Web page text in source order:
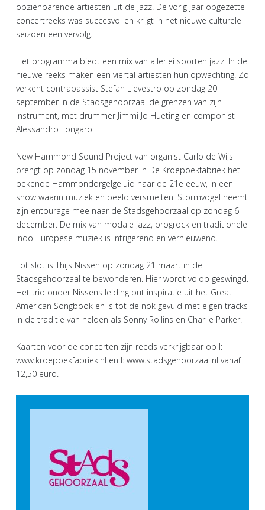
opzienbarende artiesten uit de jazz. De vorig jaar opgezette
concertreeks was succesvol en krijgt in het nieuwe culturele
seizoen een vervolg.
Het programma biedt een mix van allerlei soorten jazz. In de
nieuwe reeks maken een viertal artiesten hun opwachting. Zo
verkent contrabassist Stefan Lievestro op zondag 20
september in de Stadsgehoorzaal de grenzen van zijn
instrument, met drummer Jimmi Jo Hueting en componist
Alessandro Fongaro.
New Hammond Sound Project van organist Carlo de Wijs
brengt op zondag 15 november in De Kroepoekfabriek het
bekende Hammondorgelgeluid naar de 21e eeuw, in een
show waarin muziek en beeld versmelten. Stormvogel neemt
zijn entourage mee naar de Stadsgehoorzaal op zondag 6
december. De mix van modale jazz, progrock en traditionele
Indo-Europese muziek is intrigerend en vernieuwend.
Tot slot is Thijs Nissen op zondag 21 maart in de
Stadsgehoorzaal te bewonderen. Hier wordt volop geswingd.
Het trio onder Nissens leiding put inspiratie uit het Great
American Songbook en is tot de nok gevuld met eigen tracks
in de traditie van helden als Sonny Rollins en Charlie Parker.
Kaarten voor de concerten zijn reeds verkrijgbaar op I:
www.kroepoekfabriek.nl en I: www.stadsgehoorzaal.nl vanaf
12,50 euro.